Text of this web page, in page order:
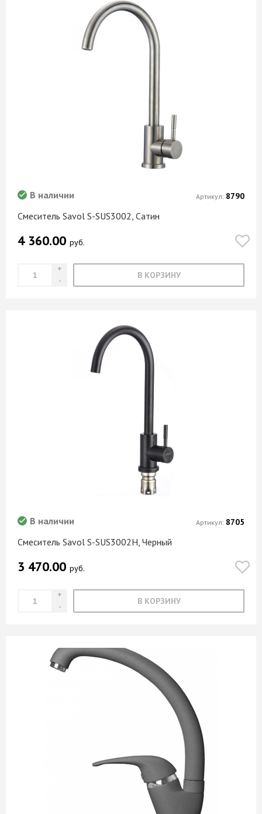
Смеситель Savol S-SUS3002, Сатин
В наличии
4 360.00 руб.
В КОРЗИНУ
Артикул: 8790
Смеситель Savol S-SUS3002H, Черный
В наличии
3 470.00 руб.
В КОРЗИНУ
Артикул: 8705